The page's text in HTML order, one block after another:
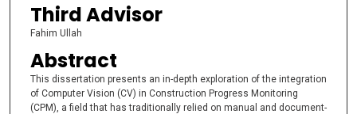
Third Advisor
Fahim Ullah
Abstract
This dissertation presents an in-depth exploration of the integration
of Computer Vision (CV) in Construction Progress Monitoring
(CPM), a field that has traditionally relied on manual and document-